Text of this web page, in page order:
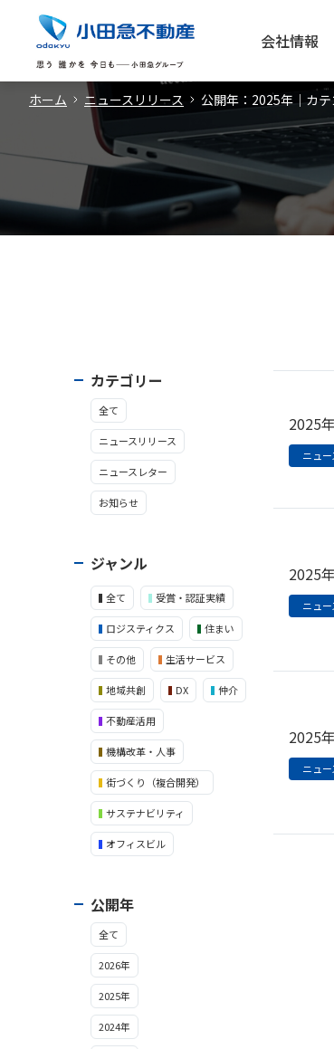
会社情報
ホーム ニュースリリース 公開年：2025年｜カ
カテゴリー
全て
ニュースリリース
ニュースレター
お知らせ
ジャンル
全て 受賞・認証実績
ロジスティクス 住まい
その他 生活サービス
地域共創 DX 仲介
不動産活用
機構改革・人事
街づくり（複合開発）
サステナビリティ
オフィスビル
公開年
全て
2026年
2025年
2024年
2025
ニュ
2025
ニュ
2025
ニュ